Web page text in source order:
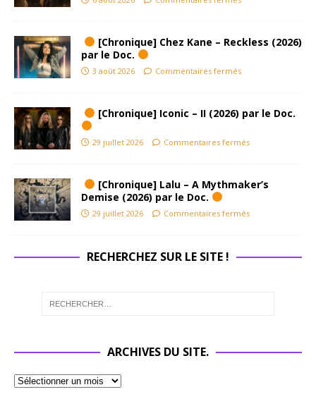
[Chronique] Chez Kane – Reckless (2026)
par le Doc.
3 août 2026 Commentaires fermés
[Chronique] Iconic – II (2026) par le Doc.
29 juillet 2026 Commentaires fermés
[Chronique] Lalu – A Mythmaker’s
Demise (2026) par le Doc.
29 juillet 2026 Commentaires fermés
RECHERCHEZ SUR LE SITE !
ARCHIVES DU SITE.